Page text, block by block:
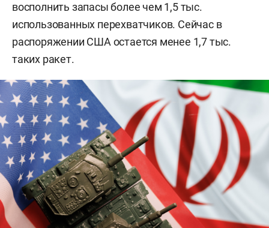
восполнить запасы более чем 1,5 тыс.
использованных перехватчиков. Сейчас в
распоряжении США остается менее 1,7 тыс.
таких ракет.